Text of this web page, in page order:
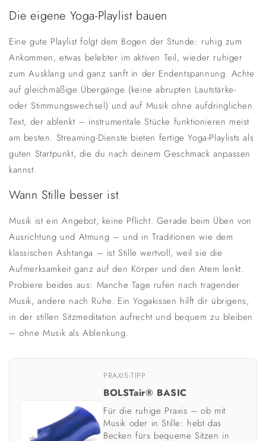
Die eigene Yoga-Playlist bauen
Eine gute Playlist folgt dem Bogen der Stunde: ruhig zum
Ankommen, etwas belebter im aktiven Teil, wieder ruhiger
zum Ausklang und ganz sanft in der Endentspannung. Achte
auf gleichmäßige Übergänge (keine abrupten Lautstärke-
oder Stimmungswechsel) und auf Musik ohne aufdringlichen
Text, der ablenkt – instrumentale Stücke funktionieren meist
am besten. Streaming-Dienste bieten fertige Yoga-Playlists als
guten Startpunkt, die du nach deinem Geschmack anpassen
kannst.
Wann Stille besser ist
Musik ist ein Angebot, keine Pflicht. Gerade beim Üben von
Ausrichtung und Atmung – und in Traditionen wie dem
klassischen Ashtanga – ist Stille wertvoll, weil sie die
Aufmerksamkeit ganz auf den Körper und den Atem lenkt.
Probiere beides aus: Manche Tage rufen nach tragender
Musik, andere nach Ruhe. Ein Yogakissen hilft dir übrigens,
in der stillen Sitzmeditation aufrecht und bequem zu bleiben
– ohne Musik als Ablenkung.
PRAXIS-TIPP
BOLSTair® BASIC
Für die ruhige Praxis – ob mit
Musik oder in Stille: hebt das
Becken fürs bequeme Sitzen in